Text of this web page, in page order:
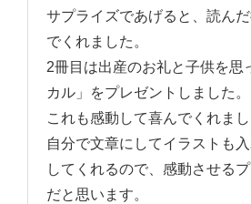
サプライズであげると、読ん
でくれました。
2冊目は出産のお礼と子供を思
カル」をプレゼントしました。
これも感動して喜んでくれまし
自分で文章にしてイラストも
してくれるので、感動させる
だと思います。